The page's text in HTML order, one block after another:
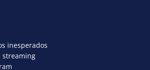
inesperados
streaming